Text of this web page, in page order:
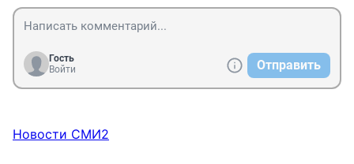
Гость
Войти
Отправить
Новости СМИ2